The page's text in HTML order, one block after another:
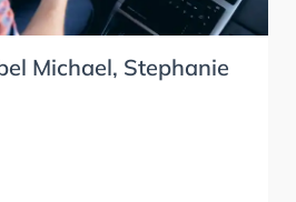
Michael, Stephanie